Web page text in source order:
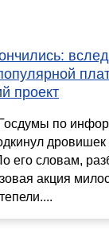
проект
по
дровишек
его словам,
акция